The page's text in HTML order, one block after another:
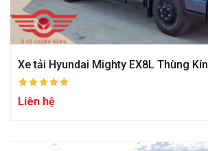
Xe tải Hyundai Mighty EX8L Thùng Kín
Liên hệ